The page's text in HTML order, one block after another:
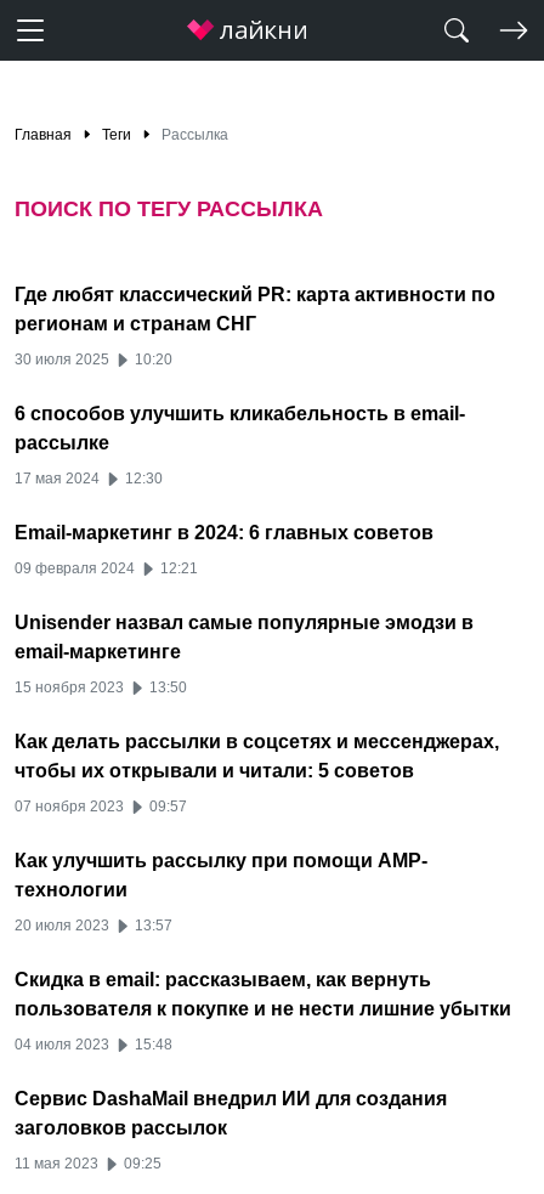
Главная Теги Рассылка
ПОИСК ПО ТЕГУ РАССЫЛКА
Где любят классический PR: карта активности по
регионам и странам СНГ
30 июля 2025 10:20
6 способов улучшить кликабельность в email-
рассылке
17 мая 2024 12:30
Email-маркетинг в 2024: 6 главных советов
09 февраля 2024 12:21
Unisender назвал самые популярные эмодзи в
email-маркетинге
15 ноября 2023 13:50
Как делать рассылки в соцсетях и мессенджерах,
чтобы их открывали и читали: 5 советов
07 ноября 2023 09:57
Как улучшить рассылку при помощи AMP-
технологии
20 июля 2023 13:57
Скидка в email: рассказываем, как вернуть
пользователя к покупке и не нести лишние убытки
04 июля 2023 15:48
Сервис DashaMail внедрил ИИ для создания
заголовков рассылок
11 мая 2023 09:25